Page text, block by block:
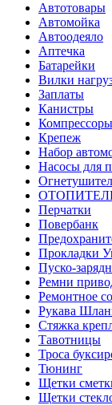
Автотовары
Автомойка
Автоодеяло
Аптечка
Батарейки
Вилки
Заплаты
Канистры
Крепеж
Набор
Насосы для
Перчатки
Повербанк
Прокладки
Пуско-
Ремни
Ремонтное
Рукава
Стяжка
Тавотницы
Троса
Тюнинг
Щетки
Щетки